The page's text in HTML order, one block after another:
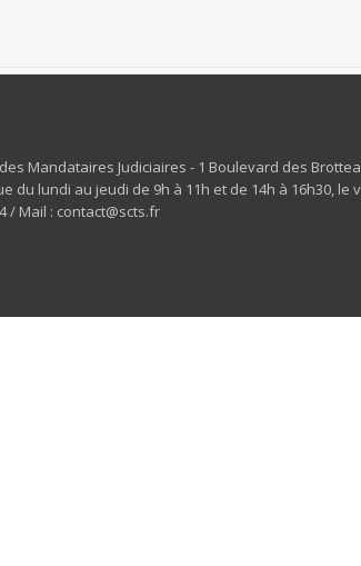
Mandataires Judiciaires - 1 Boulevard des
du lundi au jeudi de 9h à 11h et de 14h à 16h30, le
/ Mail : contact@scts.fr